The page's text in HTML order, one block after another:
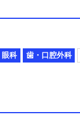
眼科 歯・口腔外科